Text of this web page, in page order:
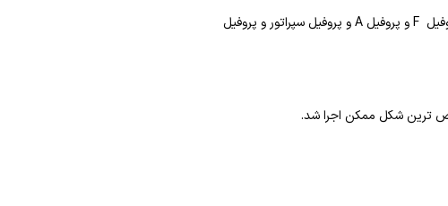
به علت استفاده از سقف های مختلف کنار هم و حجم دهی در برخی فضاها ، از پروفیل های مختلفی نظیر پروفیل F و پروفیل A و پروفیل سپراتور و پروفیل
ترین شکل ممکن اجرا شد.